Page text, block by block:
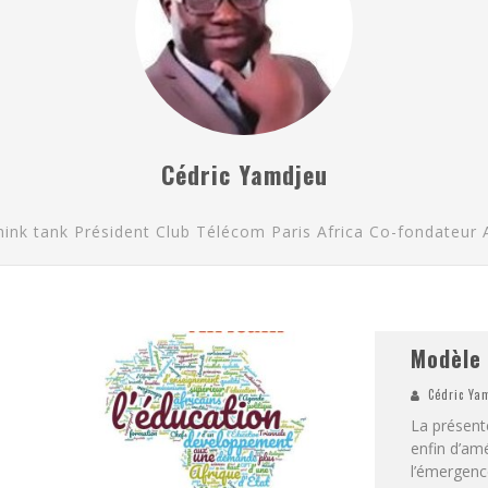
Cédric Yamdjeu
tank Président Club Télécom Paris Africa Co-fondateur
Cédric
La
enfin